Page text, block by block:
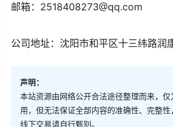
邮箱：2518408273@qq.com
公司地址：沈阳市和平区十三纬路润
声明：
本站资源由网络公开合法途径整理而来，
用，但无法保证全部内容的准确性、完整性
线下交易请自行甄别。